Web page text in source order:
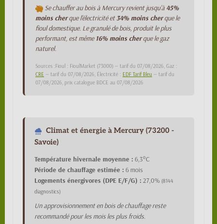
Se chauffer au bois à Mercury revient jusqu'à 45%
moins cherque l'électricité et34% moins cherque le
fioul domestique. Le granulé de bois, produit le plus
performant, est même 16% moins cherque le gaz
naturel.
Sources :Fioul : FioulMarket (73000) — tarif du 07/08/2026, Gaz :
CRE — tarif du 07/08/2026, Électricité : EDF Tarif Bleu — tarif du
07/08/2026, prix catalogue BDCE au 07/08/2026
Climat et énergie à Mercury (73200 -
Savoie)
Température hivernale moyenne : 6,3°C
Période de chauffage estimée : 6 mois
Logements énergivores (DPE E/F/G) : 27,0% (8144
diagnostics)
Un approvisionnement en bois de chauffage reste
recommandé pour les mois les plus froids.